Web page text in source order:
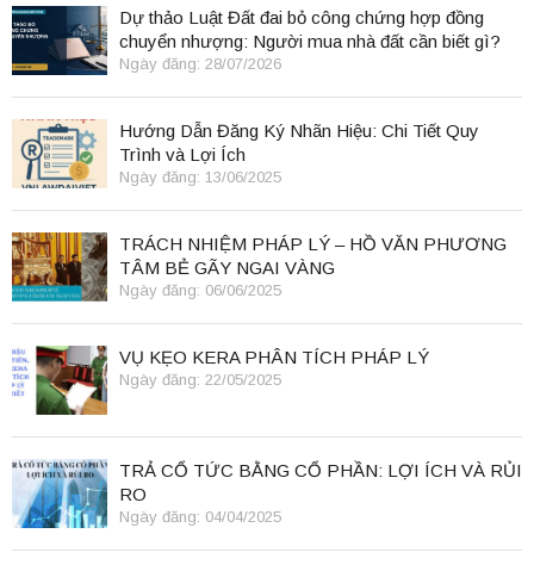
Dự thảo Luật Đất đai bỏ công chứng hợp đồng
chuyển nhượng: Người mua nhà đất cần biết gì?
Ngày đăng: 28/07/2026
Hướng Dẫn Đăng Ký Nhãn Hiệu: Chi Tiết Quy
Trình và Lợi Ích
Ngày đăng: 13/06/2025
TRÁCH NHIỆM PHÁP LÝ – HỒ VĂN PHƯƠNG
TÂM BẺ GÃY NGAI VÀNG
Ngày đăng: 06/06/2025
VỤ KẸO KERA PHÂN TÍCH PHÁP LÝ
Ngày đăng: 22/05/2025
TRẢ CỔ TỨC BẰNG CỔ PHẦN: LỢI ÍCH VÀ RỦI
RO
Ngày đăng: 04/04/2025